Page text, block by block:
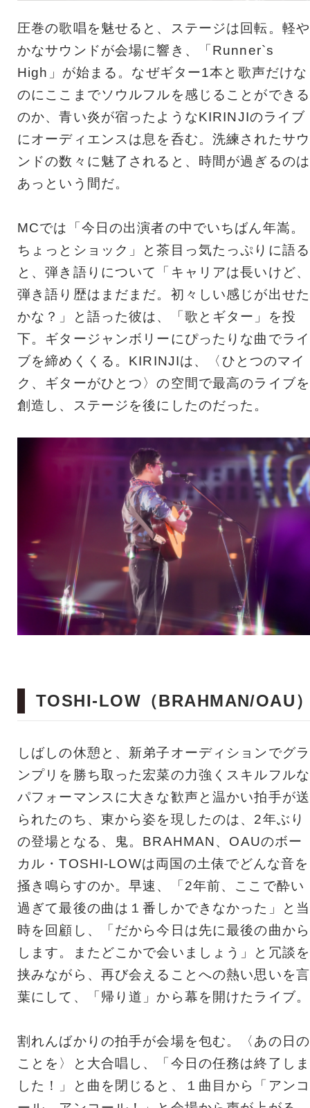
圧巻の歌唱を魅せると、ステージは回転。軽や
かなサウンドが会場に響き、「Runner`s
High」が始まる。なぜギター1本と歌声だけな
のにここまでソウルフルを感じることができる
のか、青い炎が宿ったようなKIRINJIのライブ
にオーディエンスは息を呑む。洗練されたサウ
ンドの数々に魅了されると、時間が過ぎるのは
あっという間だ。
MCでは「今日の出演者の中でいちばん年嵩。
ちょっとショック」と茶目っ気たっぷりに語る
と、弾き語りについて「キャリアは長いけど、
弾き語り歴はまだまだ。初々しい感じが出せた
かな？」と語った彼は、「歌とギター」を投
下。ギタージャンボリーにぴったりな曲でライ
ブを締めくくる。KIRINJIは、〈ひとつのマイ
ク、ギターがひとつ〉の空間で最高のライブを
創造し、ステージを後にしたのだった。
TOSHI-LOW（BRAHMAN/OAU
しばしの休憩と、新弟子オーディションでグラ
ンプリを勝ち取った宏菜の力強くスキルフルな
パフォーマンスに大きな歓声と温かい拍手が送
られたのち、東から姿を現したのは、2年ぶり
の登場となる、鬼。BRAHMAN、OAUのボー
カル・TOSHI-LOWは両国の土俵でどんな音を
掻き鳴らすのか。早速、「2年前、ここで酔い
過ぎて最後の曲は１番しかできなかった」と当
時を回顧し、「だから今日は先に最後の曲から
します。またどこかで会いましょう」と冗談を
挟みながら、再び会えることへの熱い思いを言
葉にして、「帰り道」から幕を開けたライブ。
割れんばかりの拍手が会場を包む。〈あの日の
ことを〉と大合唱し、「今日の任務は終了しま
した！」と曲を閉じると、１曲目から「アンコ